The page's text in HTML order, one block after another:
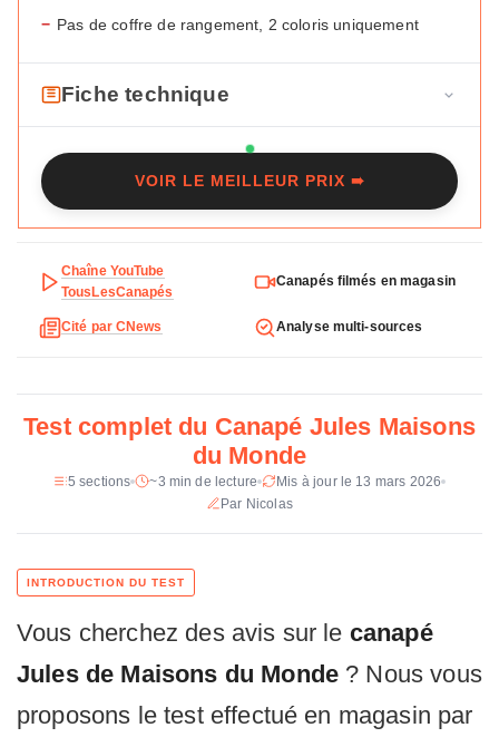
− Pas de coffre de rangement, 2 coloris uniquement
Fiche technique
c
e
e
h
u
n
a
p
l
Maisons du Monde
Modele Jules
Type Angle, meridienne reversible
Places
Revetement Tissu (gris taupe, noir anthracite)
Suspension
Ressorts ensaches (assise), Nosag +
sangles (meridienne)
Structure Eucalyptus contreplaque
Recyclable Oui
VOIR LE MEILLEUR PRIX ➠
Chaîne YouTube
TousLesCanapés
Canapés filmés en magasin
Cité par CNews Analyse multi-sources
Test complet du Canapé Jules Maisons
du Monde
5 sections ~3 min de lecture
Mis à jour le 13 mars 2026
Par Nicolas
Vous cherchez des avis sur le canapé
Jules de Maisons du Monde ? Nous vous
proposons le test effectué en magasin par